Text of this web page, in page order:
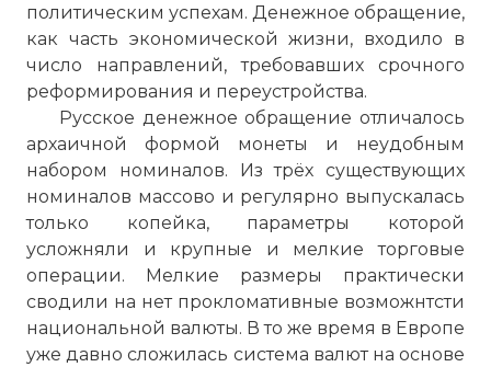
политическим успехам. Денежное обращение,
как часть экономической жизни, входило в
число направлений, требовавших срочного
реформирования и переустройства.
Русское денежное обращение отличалось
архаичной формой монеты и неудобным
набором номиналов. Из трёх существующих
номиналов массово и регулярно выпускалась
только копейка, параметры которой
усложняли и крупные и мелкие торговые
операции. Мелкие размеры практически
сводили на нет прокломативные возможнтсти
национальной валюты. В то же время в Европе
уже давно сложилась система валют на основе